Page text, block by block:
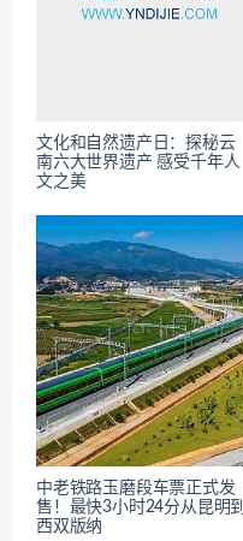
文化和自然遗产日：探秘云
南六大世界遗产 感受千年人
文之美
中老铁路玉磨段车票正式发
售！最快3小时24分从昆明到
西双版纳